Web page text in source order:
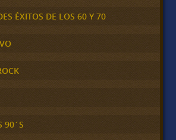
ÉXITOS DE LOS 60 Y 70
90´S